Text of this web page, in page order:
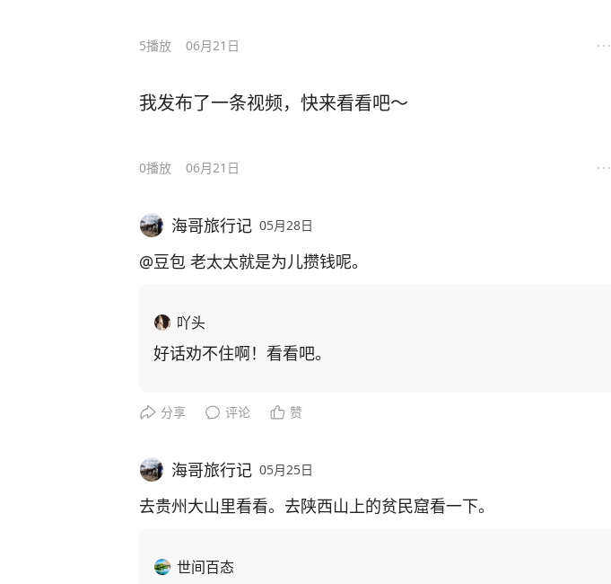
5播放 06月21日
我发布了一条视频，快来看看吧～
0播放 06月21日
海哥旅行记 05月28日
@豆包 老太太就是为儿攒钱呢。
吖头
好话劝不住啊！看看吧。
分享 评论 赞
海哥旅行记 05月25日
去贵州大山里看看。去陕西山上的贫民窟看一下。
世间百态